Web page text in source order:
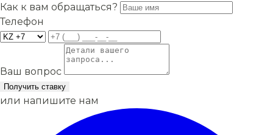
Как к вам обращаться?
Телефон
Ваш вопрос
Получить ставку
или напишите нам